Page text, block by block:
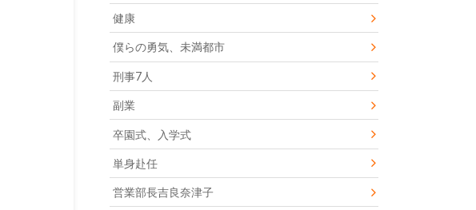
健康
僕らの勇気、未満都市
刑事7人
副業
卒園式、入学式
単身赴任
営業部長吉良奈津子